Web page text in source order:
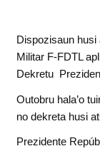
Dispozisaun
Militar F-FDTL
Dekretu
Outobru hala’o
no dekreta husi
Prezidente